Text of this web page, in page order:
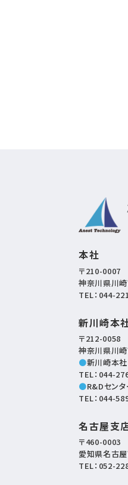
本社
〒210-0007
神奈川県川
TEL： 044-
新川崎本
〒212-0058
神奈川県川
●新川崎本社
TEL： 044-
●R&Dセンタ
TEL： 044-
名古屋支
〒460-0003
愛知県名古
TEL： 052-